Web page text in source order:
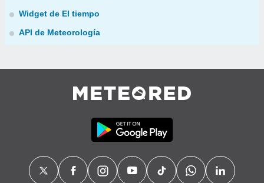
Widget de El tiempo
API de Meteorología